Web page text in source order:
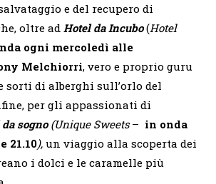
e del recupero di
oltre ad Hotel da Incubo(Hotel
ogni mercoledì alle
Melchiorri, vero e proprio guru
sorti di alberghi sull’orlo del
per gli appassionati di
sogno(Unique Sweets– in onda
21.10), un viaggio alla scoperta dei
i dolci e le caramelle più